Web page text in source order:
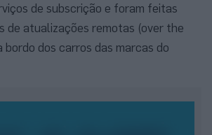
de subscrição e foram feitas
de atualizações remotas (over the
bordo dos carros das marcas do